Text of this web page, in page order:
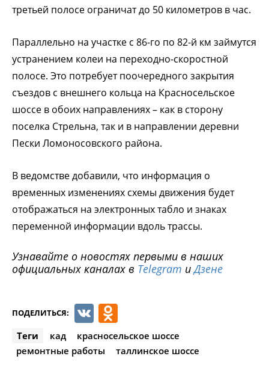
третьей полосе ограничат до 50 километров в час.
Параллельно на участке с 86-го по 82-й км займутся
устранением колеи на переходно-скоростной
полосе. Это потребует поочередного закрытия
съездов с внешнего кольца на Красносельское
шоссе в обоих направлениях – как в сторону
поселка Стрельна, так и в направлении деревни
Пески Ломоносовского района.
В ведомстве добавили, что информация о
временных изменениях схемы движения будет
отображаться на электронных табло и знаках
переменной информации вдоль трассы.
Узнавайте о новостях первыми в наших
официальных каналах в Telegram иДзене
ПОДЕЛИТЬСЯ: VK
Теги кад
красносельское шоссе
ремонтные работы
таллинское шоссе